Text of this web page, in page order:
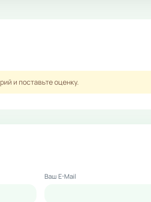
и поставьте оценку.
Ваш E-Mail